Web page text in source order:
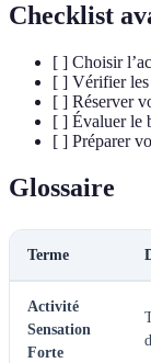
Checklist
[ ] Choisir
[ ] Vérifier les
[ ] Réserver
[ ] Évaluer le
[ ] Préparer
Glossaire
Terme
Activité
Sensation
Forte